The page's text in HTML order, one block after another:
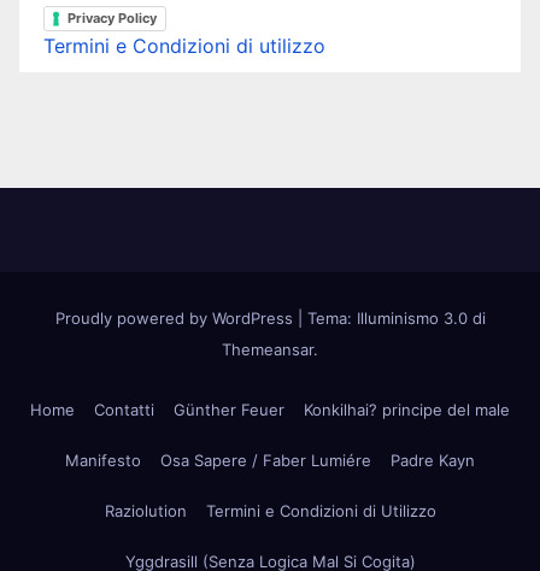
Privacy Policy
Termini e Condizioni di utilizzo
Proudly powered by WordPress
Tema: Illuminismo 3.0 di
Themeansar.
Home Contatti Günther Feuer Konkilhai? principe del male
Manifesto Osa Sapere / Faber Lumiére Padre Kayn
Raziolution Termini e Condizioni di Utilizzo
Yggdrasill (Senza Logica Mal Si Cogita)